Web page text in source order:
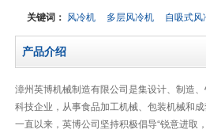
关键词： 风冷机 多层风冷机 自吸式风
产品介绍
漳州英博机械制造有限公司是集设计、制造
科技企业，从事食品加工机械、包装机械和成
一直以来，英博公司坚持积极倡导“锐意进取